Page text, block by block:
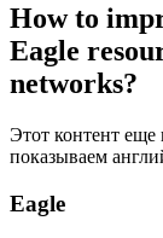
How to
Eagle
networks?
Этот контент
показываем
Eagle